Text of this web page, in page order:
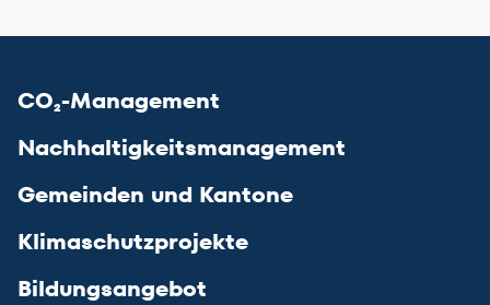
CO₂-Management
Nachhaltigkeitsmanagement
Gemeinden und Kantone
Klimaschutzprojekte
Bildungsangebot